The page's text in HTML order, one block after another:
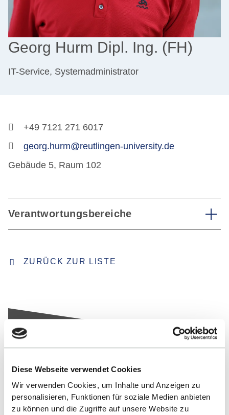
Diese Webseite verwendet Cookies
Wir verwenden Cookies, um Inhalte und Anzeigen zu
personalisieren, Funktionen für soziale Medien anbieten
zu können und die Zugriffe auf unsere Website zu
Georg Hurm Dipl. Ing. (FH)
IT-Service, Systemadministrator
+49 7121 271 6017
georg.hurm@reutlingen-university.de
Gebäude 5, Raum 102
Verantwortungsbereiche
ZURÜCK ZUR LISTE
Nach oben